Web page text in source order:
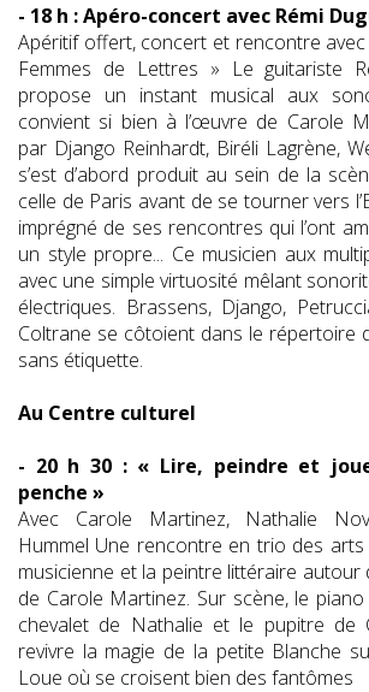
- 18 h : Apéro-concert avec Rémi
Apéritif offert, concert et rencontre
Femmes de Lettres » Le guitariste
propose un instant musical aux
convient si bien à l’œuvre de Carole
par Django Reinhardt, Biréli Lagrène,
s’est d’abord produit au sein de la
celle de Paris avant de se tourner vers
imprégné de ses rencontres qui l’ont
un style propre... Ce musicien aux
avec une simple virtuosité mêlant
électriques. Brassens, Django,
Coltrane se côtoient dans le répertoire
sans étiquette.
Au Centre culturel
- 20 h 30 : « Lire, peindre et
penche »
Avec Carole Martinez, Nathalie
Hummel Une rencontre en trio des arts
musicienne et la peintre littéraire autour
de Carole Martinez. Sur scène, le
chevalet de Nathalie et le pupitre de
revivre la magie de la petite Blanche
Loue où se croisent bien des fantômes